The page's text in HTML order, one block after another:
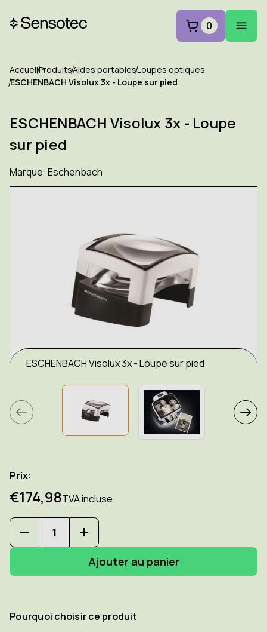
0
AccueilProduitsAides portablesLoupes optiques
ESCHENBACH Visolux 3x - Loupe sur pied
ESCHENBACH Visolux 3x - Loupe
sur pied
Marque: Eschenbach
ESCHENBACH Visolux 3x - Loupe sur pied
Prix:
€174,98TVA incluse
Diminuer
la
ESCHENBACH
-
Loupe
Augmenter
la
quantité
pour
ESCHENBACH
-
Loupe
Pourquoi choisir ce produit